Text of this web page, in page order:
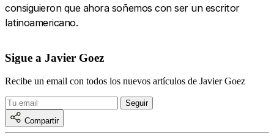
consiguieron que ahora soñemos con ser un escritor
latinoamericano.
Sigue a Javier Goez
Recibe un email con todos los nuevos artículos de Javier Goez
Compartir